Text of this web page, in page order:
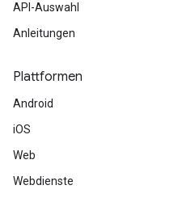
API-Auswahl
Anleitungen
Plattformen
Android
iOS
Web
Webdienste